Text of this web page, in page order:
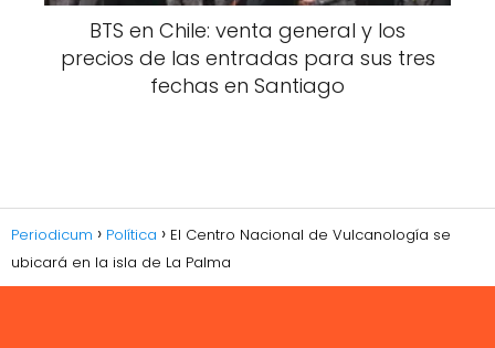
BTS en Chile: venta general y los
precios de las entradas para sus tres
fechas en Santiago
Periodicum Política
El Centro Nacional de Vulcanología se
ubicará en la isla de La Palma